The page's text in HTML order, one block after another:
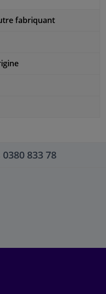
fabriquant
0380 833 78